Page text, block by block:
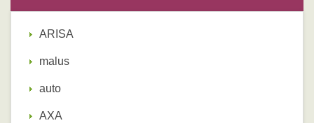
ARISA
malus
auto
AXA